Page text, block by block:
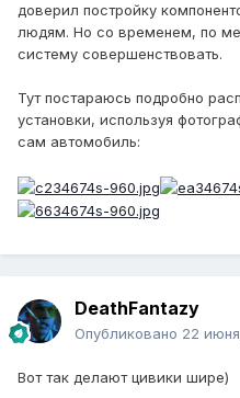
доверил постройку
людям. Но со временем, по
систему совершенствовать.
Тут постараюсь подробно
установки, используя
сам автомобиль:
DeathFantazy
Опубликовано 22
Вот так делают цивики шире)